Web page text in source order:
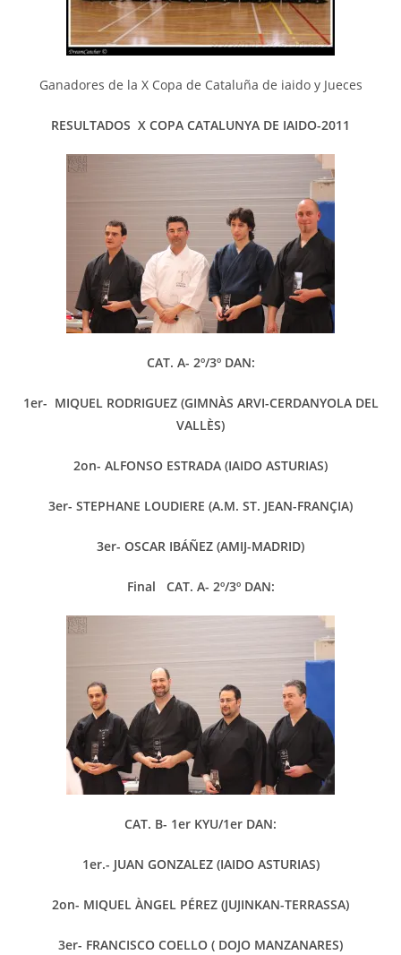
Ganadores de la X Copa de Cataluña de iaido y Jueces
RESULTADOS X COPA CATALUNYA DE IAIDO-2011
CAT. A- 2º/3º DAN:
1er- MIQUEL RODRIGUEZ (GIMNÀS ARVI-CERDANYOLA DEL
VALLÈS)
2on- ALFONSO ESTRADA (IAIDO ASTURIAS)
3er- STEPHANE LOUDIERE (A.M. ST. JEAN-FRANÇIA)
3er- OSCAR IBÁÑEZ (AMIJ-MADRID)
Final CAT. A- 2º/3º DAN:
CAT. B- 1er KYU/1er DAN:
1er.- JUAN GONZALEZ (IAIDO ASTURIAS)
2on- MIQUEL ÀNGEL PÉREZ (JUJINKAN-TERRASSA)
3er- FRANCISCO COELLO ( DOJO MANZANARES)